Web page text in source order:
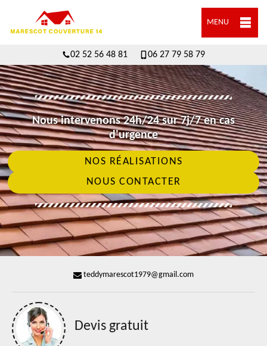
MENU
02 52 56 48 81 06 27 79 58 79
Nous intervenons 24h/24 sur 7j/7 en cas
d'urgence
NOS RÉALISATIONS
NOUS CONTACTER
teddymarescot1979@gmail.com
Devis gratuit